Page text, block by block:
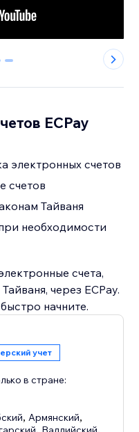
4
ECPay
электронных счетов
счетов
Тайваня
необходимости
счета,
через ECPay.
начните.
учет
в стране:
, Армянский,